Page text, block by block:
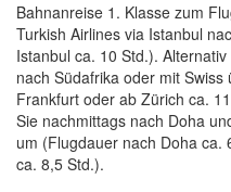
Bahnanreise 1. Klasse zum
Turkish Airlines via Istanbul
Istanbul ca. 10 Std.).
nach Südafrika oder mit
Frankfurt oder ab Zürich ca.
Sie nachmittags nach Doha
um (Flugdauer nach Doha ca.
ca. 8,5 Std.).